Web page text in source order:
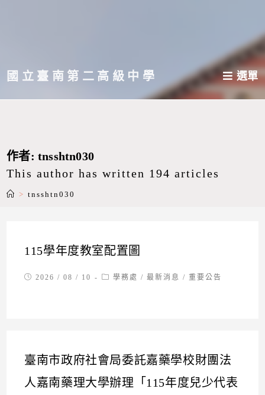
主國立臺南第二高級中學 選單
作者:tnsshtn030
This author has written 194 articles
> tnsshtn030
115學年度教室配置圖
Post2026 / 08 / 10
Post學務處 / 最新消息 / 重要公告
臺南市政府社會局委託嘉藥學校財團法
人嘉南藥理大學辦理「115年度兒少代表